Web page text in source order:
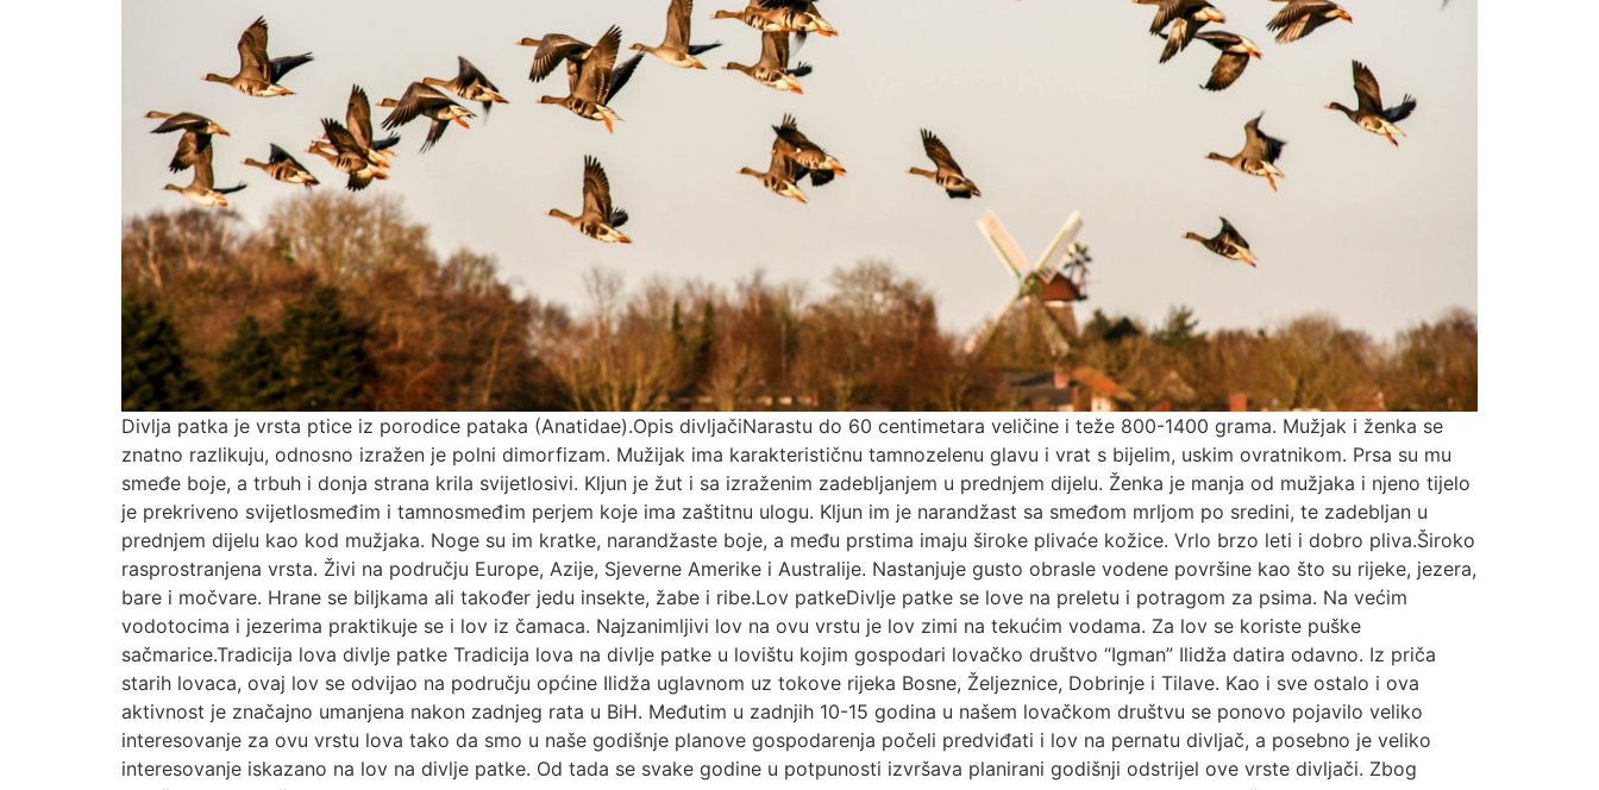
Divlja patka je vrsta ptice iz porodice pataka (Anatidae).Opis divljačiNarastu do 60 centimetara veličine i teže 800-1400 grama. Mužjak i ženka se
znatno razlikuju, odnosno izražen je polni dimorfizam. Mužijak ima karakterističnu tamnozelenu glavu i vrat s bijelim, uskim ovratnikom. Prsa su mu
smeđe boje, a trbuh i donja strana krila svijetlosivi. Kljun je žut i sa izraženim zadebljanjem u prednjem dijelu. Ženka je manja od mužjaka i njeno tijelo
je prekriveno svijetlosmeđim i tamnosmeđim perjem koje ima zaštitnu ulogu. Kljun im je narandžast sa smeđom mrljom po sredini, te zadebljan u
prednjem dijelu kao kod mužjaka. Noge su im kratke, narandžaste boje, a među prstima imaju široke plivaće kožice. Vrlo brzo leti i dobro pliva.Široko
rasprostranjena vrsta. Živi na području Europe, Azije, Sjeverne Amerike i Australije. Nastanjuje gusto obrasle vodene površine kao što su rijeke, jezera,
bare i močvare. Hrane se biljkama ali također jedu insekte, žabe i ribe.Lov patkeDivlje patke se love na preletu i potragom za psima. Na većim
vodotocima i jezerima praktikuje se i lov iz čamaca. Najzanimljivi lov na ovu vrstu je lov zimi na tekućim vodama. Za lov se koriste puške
sačmarice.Tradicija lova divlje patke Tradicija lova na divlje patke u lovištu kojim gospodari lovačko društvo “Igman” Ilidža datira odavno. Iz priča
starih lovaca, ovaj lov se odvijao na području općine Ilidža uglavnom uz tokove rijeka Bosne, Željeznice, Dobrinje i Tilave. Kao i sve ostalo i ova
aktivnost je značajno umanjena nakon zadnjeg rata u BiH. Međutim u zadnjih 10-15 godina u našem lovačkom društvu se ponovo pojavilo veliko
interesovanje za ovu vrstu lova tako da smo u naše godišnje planove gospodarenja počeli predviđati i lov na pernatu divljač, a posebno je veliko
interesovanje iskazano na lov na divlje patke. Od tada se svake godine u potpunosti izvršava planirani godišnji odstrijel ove vrste divljači. Zbog